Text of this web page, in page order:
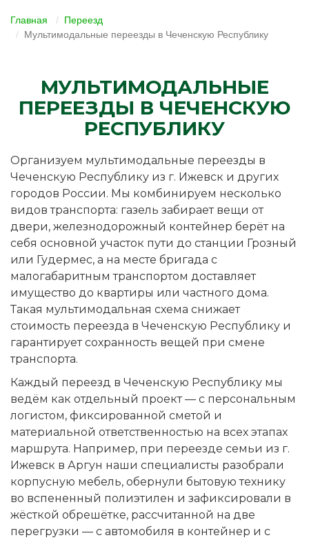
Главная
Переезд
Мультимодальные переезды в Чеченскую Республику
МУЛЬТИМОДАЛЬНЫЕ
ПЕРЕЕЗДЫ В ЧЕЧЕНСКУЮ
РЕСПУБЛИКУ
Организуем мультимодальные переезды в
Чеченскую Республику из г. Ижевск и других
городов России. Мы комбинируем несколько
видов транспорта: газель забирает вещи от
двери, железнодорожный контейнер берёт на
себя основной участок пути до станции Грозный
или Гудермес, а на месте бригада с
малогабаритным транспортом доставляет
имущество до квартиры или частного дома.
Такая мультимодальная схема снижает
стоимость переезда в Чеченскую Республику и
гарантирует сохранность вещей при смене
транспорта.
Каждый переезд в Чеченскую Республику мы
ведём как отдельный проект — с персональным
логистом, фиксированной сметой и
материальной ответственностью на всех этапах
маршрута. Например, при переезде семьи из г.
Ижевск в Аргун наши специалисты разобрали
корпусную мебель, обернули бытовую технику
во вспененный полиэтилен и зафиксировали в
жёсткой обрешётке, рассчитанной на две
перегрузки — с автомобиля в контейнер и с